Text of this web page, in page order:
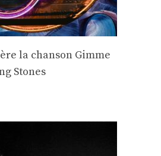
la chanson Gimme
Stones